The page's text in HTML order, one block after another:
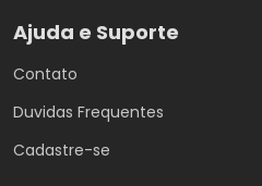
Ajuda e Suporte
Contato
Duvidas Frequentes
Cadastre-se